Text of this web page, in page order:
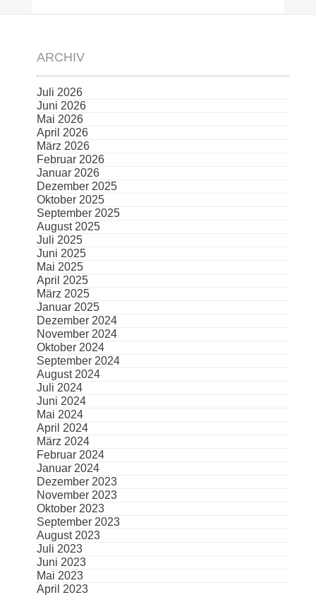
ARCHIV
Juli 2026
Juni 2026
Mai 2026
April 2026
März 2026
Februar 2026
Januar 2026
Dezember 2025
Oktober 2025
September 2025
August 2025
Juli 2025
Juni 2025
Mai 2025
April 2025
März 2025
Januar 2025
Dezember 2024
November 2024
Oktober 2024
September 2024
August 2024
Juli 2024
Juni 2024
Mai 2024
April 2024
März 2024
Februar 2024
Januar 2024
Dezember 2023
November 2023
Oktober 2023
September 2023
August 2023
Juli 2023
Juni 2023
Mai 2023
April 2023